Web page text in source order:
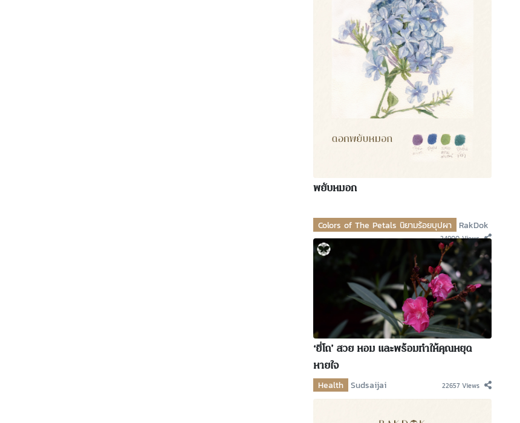
พยับหมอก
Colors of The Petals นิยามร้อยบุปผา RakDok
24900 Views
‘ยี่โถ’ สวย หอม และพร้อมทำให้คุณหยุด
หายใจ
Health Sudsaijai 22657 Views